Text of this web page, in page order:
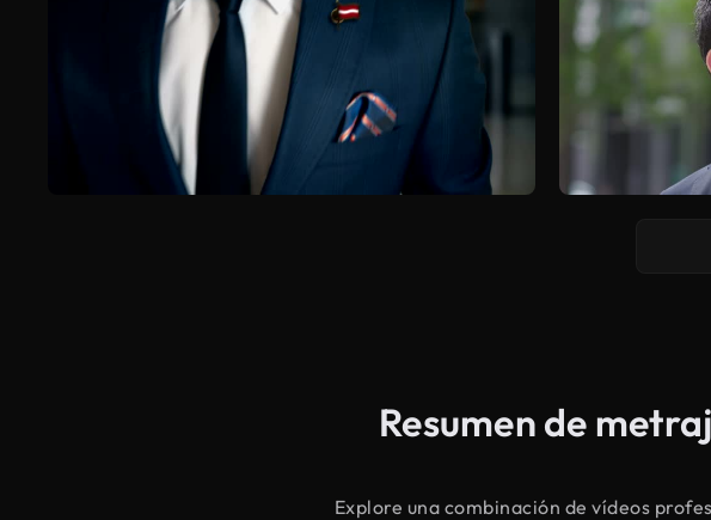
Resumen de
Explore una combinación de vídeos